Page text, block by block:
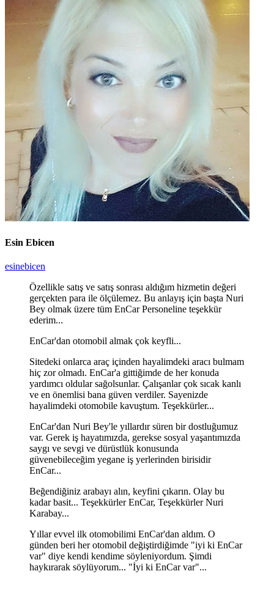
Esin Ebicen
esinebicen
Özellikle satış ve satış sonrası aldığım hizmetin değeri
gerçekten para ile ölçülemez. Bu anlayış için başta Nuri
Bey olmak üzere tüm EnCar Personeline teşekkür
ederim...
EnCar'dan otomobil almak çok keyfli...
Sitedeki onlarca araç içinden hayalimdeki aracı bulmam
hiç zor olmadı. EnCar'a gittiğimde de her konuda
yardımcı oldular sağolsunlar. Çalışanlar çok sıcak kanlı
ve en önemlisi bana güven verdiler. Sayenizde
hayalimdeki otomobile kavuştum. Teşekkürler...
EnCar'dan Nuri Bey'le yıllardır süren bir dostluğumuz
var. Gerek iş hayatımızda, gerekse sosyal yaşantımızda
saygı ve sevgi ve dürüstlük konusunda
güvenebileceğim yegane iş yerlerinden birisidir
EnCar...
Beğendiğiniz arabayı alın, keyfini çıkarın. Olay bu
kadar basit... Teşekkürler EnCar, Teşekkürler Nuri
Karabay...
Yıllar evvel ilk otomobilimi EnCar'dan aldım. O
günden beri her otomobil değiştirdiğimde "iyi ki EnCar
var" diye kendi kendime söyleniyordum. Şimdi
haykırarak söylüyorum... "İyi ki EnCar var"...